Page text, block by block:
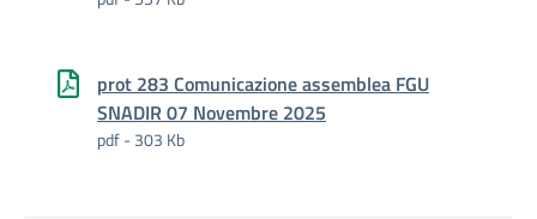
prot 283 Comunicazione assemblea FGU
SNADIR 07 Novembre 2025
pdf - 303 Kb